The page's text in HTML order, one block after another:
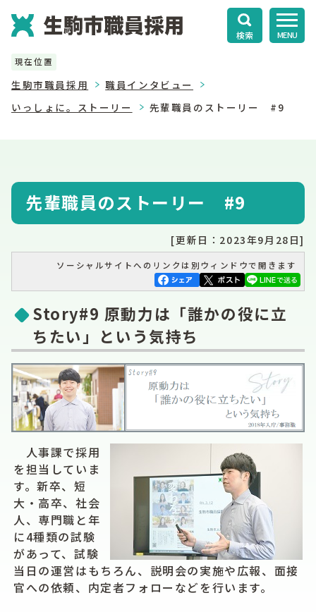
検索 MENU
現在位置
生駒市職員採用
職員インタビュー
いっしょに。ストーリー
先輩職員のストーリー #9
先輩職員のストーリー #9
[更新日：2023年9月28日]
ソーシャルサイトへのリンクは別ウィンドウで開きます
Story#9 原動力は「誰かの役に立
ちたい」という気持ち
人事課で採用
を担当していま
す。新卒、短
大・高卒、社会
人、専門職と年
に4種類の試験
があって、試験
当日の運営はもちろん、説明会の実施や広報、面接
官への依頼、内定者フォローなどを行います。